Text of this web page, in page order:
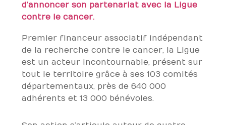
d’annoncer son partenariat avec la Ligue
contre le cancer.
Premier financeur associatif indépendant
de la recherche contre le cancer, la Ligue
est un acteur incontournable, présent sur
tout le territoire grâce à ses 103 comités
départementaux, près de 640 000
adhérents et 13 000 bénévoles.